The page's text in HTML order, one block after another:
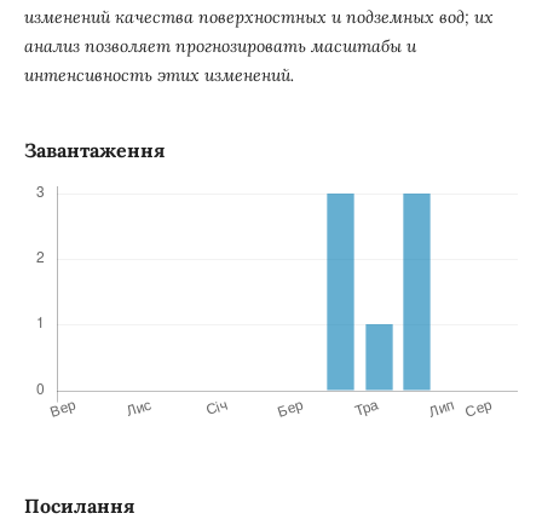
изменений качества поверхностных и подземных вод; их
анализ позволяет прогнозировать масштабы и
интенсивность этих изменений.
Завантаження
Посилання